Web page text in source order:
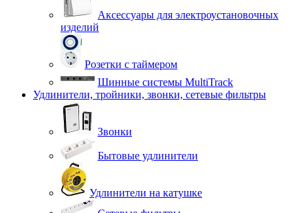
Аксессуары для электроустановочных
изделий
Розетки с таймером
Шинные системы MultiTrack
Удлинители, тройники, звонки, сетевые фильтры
Звонки
Бытовые удлинители
Удлинители на катушке